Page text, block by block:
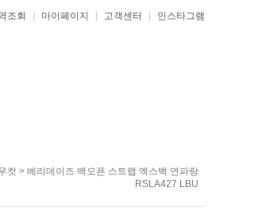
조회 마이페이지 고객센터 인스타그램
컷 > 베리데이즈 백오픈 스트랩 엑스백 연파랑
RSLA427 LBU